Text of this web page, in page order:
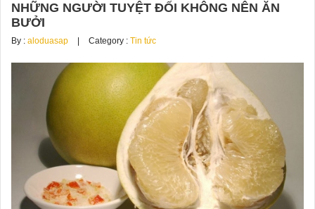
NHỮNG NGƯỜI TUYỆT ĐỐI KHÔNG NÊN ĂN
BƯỞI
By : aloduasap Category : Tin tức